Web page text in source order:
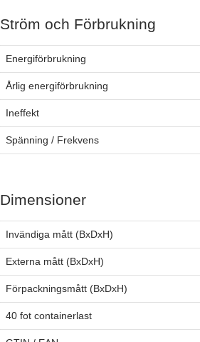
Ström och Förbrukning
Energiförbrukning
Årlig energiförbrukning
Ineffekt
Spänning / Frekvens
Dimensioner
Invändiga mått (BxDxH)
Externa mått (BxDxH)
Förpackningsmått (BxDxH)
40 fot containerlast